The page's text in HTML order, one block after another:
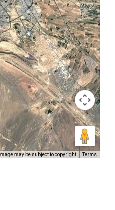
Image may be subject to copyright Terms